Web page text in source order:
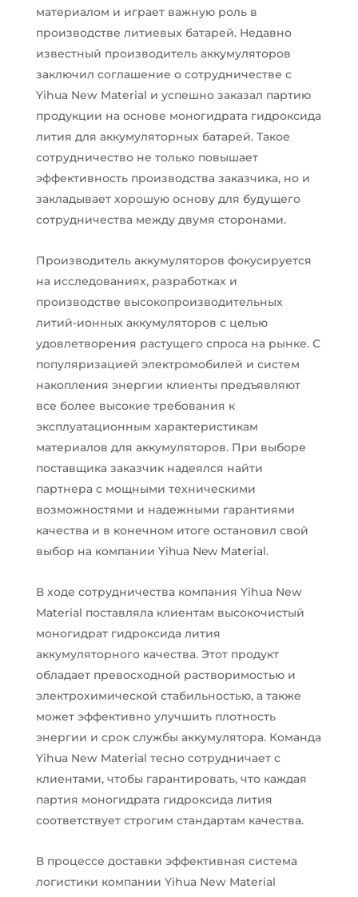
материалом и играет важную роль в
производстве литиевых батарей. Недавно
известный производитель аккумуляторов
заключил соглашение о сотрудничестве с
Yihua New Material и успешно заказал партию
продукции на основе моногидрата гидроксида
лития для аккумуляторных батарей. Такое
сотрудничество не только повышает
эффективность производства заказчика, но и
закладывает хорошую основу для будущего
сотрудничества между двумя сторонами.
Производитель аккумуляторов фокусируется
на исследованиях, разработках и
производстве высокопроизводительных
литий-ионных аккумуляторов с целью
удовлетворения растущего спроса на рынке. С
популяризацией электромобилей и систем
накопления энергии клиенты предъявляют
все более высокие требования к
эксплуатационным характеристикам
материалов для аккумуляторов. При выборе
поставщика заказчик надеялся найти
партнера с мощными техническими
возможностями и надежными гарантиями
качества и в конечном итоге остановил свой
выбор на компании Yihua New Material.
В ходе сотрудничества компания Yihua New
Material поставляла клиентам высокочистый
моногидрат гидроксида лития
аккумуляторного качества. Этот продукт
обладает превосходной растворимостью и
электрохимической стабильностью, а также
может эффективно улучшить плотность
энергии и срок службы аккумулятора. Команда
Yihua New Material тесно сотрудничает с
клиентами, чтобы гарантировать, что каждая
партия моногидрата гидроксида лития
соответствует строгим стандартам качества.
В процессе доставки эффективная система
логистики компании Yihua New Material